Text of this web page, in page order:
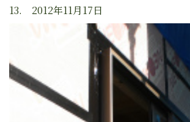
13. 2012年11月17日